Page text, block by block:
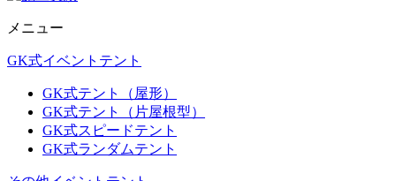
メニュー
GK式イベントテント
GK式テント（屋形）
GK式テント（片屋根型）
GK式スピードテント
GK式ランダムテント